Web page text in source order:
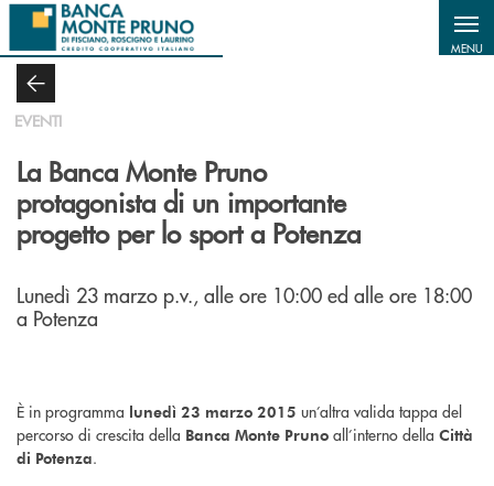
Salta al contenuto principale
MENU
EVENTI
La Banca Monte Pruno
protagonista di un importante
progetto per lo sport a Potenza
Lunedì 23 marzo p.v., alle ore 10:00 ed alle ore 18:00
a Potenza
È in programma lunedì 23 marzo 2015 un’altra valida tappa del
percorso di crescita della Banca Monte Pruno all’interno della Città
di Potenza.